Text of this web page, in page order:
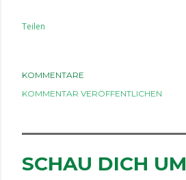
Teilen
KOMMENTARE
KOMMENTAR VERÖFFENTLICHEN
SCHAU DICH UM